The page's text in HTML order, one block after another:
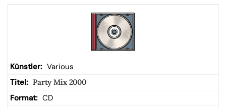
Various
Party Mix 2000
CD